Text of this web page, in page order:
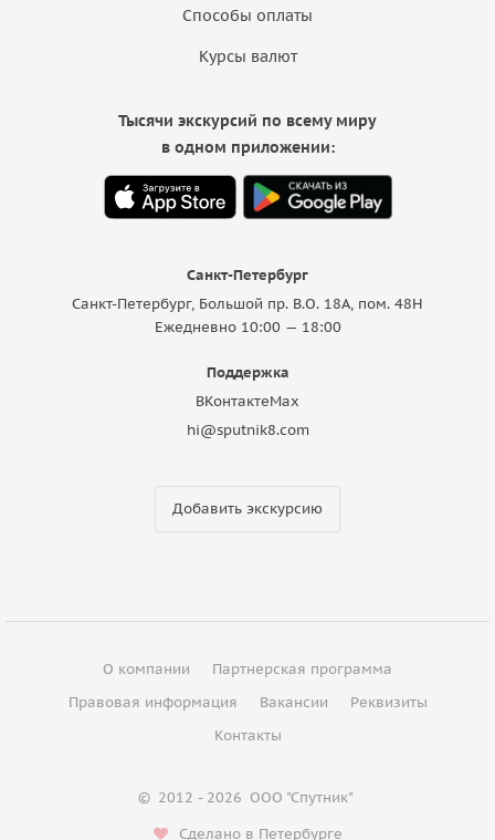
Способы оплаты
Курсы валют
Санкт-Петербург
Санкт-Петербург, Большой пр. В.О. 18A, пом. 48Н
Ежедневно 10:00 — 18:00
Поддержка
ВКонтактеMax
hi@sputnik8.com
Добавить экскурсию
Тысячи экскурсий по всему миру
в одном приложении:
О компании
Партнерская программа
Правовая информация
Вакансии
Реквизиты
Контакты
© 2012 - 2026 ООО "Спутник"
Сделано в Петербурге